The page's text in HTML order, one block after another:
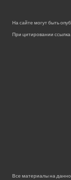
На сайте могут быть
При цитировании ссылка
Все материалы на